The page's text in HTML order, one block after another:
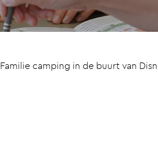
Familie camping in de buurt van